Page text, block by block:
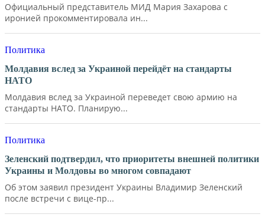
Официальный представитель МИД Мария Захарова с
иронией прокомментировала ин...
Политика
Молдавия вслед за Украиной перейдёт на стандарты
НАТО
Молдавия вслед за Украиной переведет свою армию на
стандарты НАТО. Планирую...
Политика
Зеленский подтвердил, что приоритеты внешней политики
Украины и Молдовы во многом совпадают
Об этом заявил президент Украины Владимир Зеленский
после встречи с вице-пр...